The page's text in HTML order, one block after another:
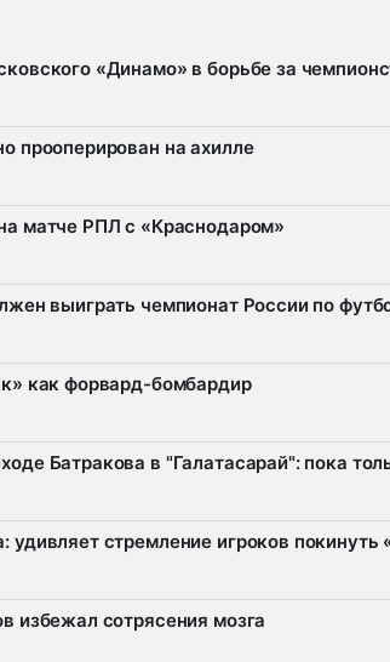
«Динамо» в борьбе за
прооперирован на ахилле
матче РПЛ с «Краснодаром»
выиграть чемпионат России по
как форвард-бомбардир
Батракова в "Галатасарай": пока
стремление игроков покинуть
избежал сотрясения мозга